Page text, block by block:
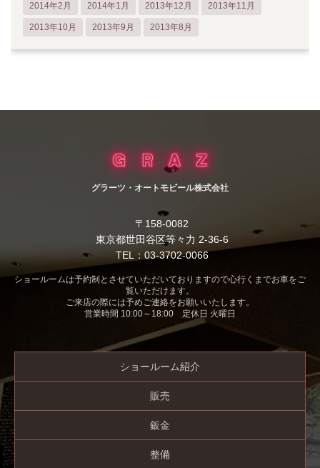
2014年2月 2014年1月 2013年12月 2013年11月
2013年10月 2013年9月 2013年8月
グラーツ・オートモビール株式会社
〒158-0082
東京都世田谷区等々力 2-36-6
TEL：03-3702-0066
ショールームは予約制とさせていただいておりますので心行くまでお車をご
覧いただけます。
ご来店の際には予めご連絡をお願いいたします。
営業時間 10:00～18:00 定休日 火曜日
ショールーム紹介
販売
鈑金
整備